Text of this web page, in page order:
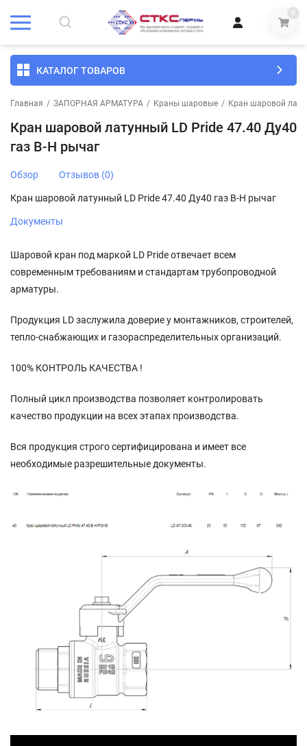
0
КАТАЛОГ ТОВАРОВ
Главная / ЗАПОРНАЯ АРМАТУРА / Краны шаровые / Кран шаровой
Кран шаровой латунный LD Pride 47.40 Ду40
газ В-Н рычаг
Обзор Отзывов (0)
Кран шаровой латунный LD Pride 47.40 Ду40 газ В-Н рычаг
Документы
Шаровой кран под маркой LD Pride отвечает всем
современным требованиям и стандартам трубопроводной
арматуры.
Продукция LD заслужила доверие у монтажников, строителей,
тепло-снабжающих и газораспределительных организаций.
100% КОНТРОЛЬ КАЧЕСТВА !
Полный цикл производства позволяет контролировать
качество продукции на всех этапах производства.
Вся продукция строго сертифицирована и имеет все
необходимые разрешительные документы.